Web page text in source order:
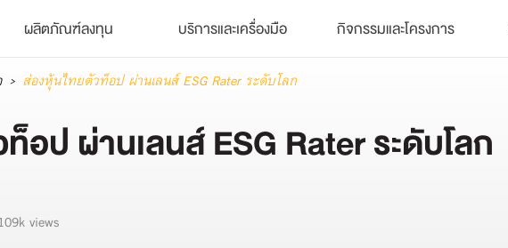
ผลิตภัณฑ์ลงทุน บริการและเครื่องมือ กิจกรรมและโครงการ
ส่องหุ้นไทยตัวท็อป ผ่านเลนส์ ESG Rater ระดับโลก
อป ผ่านเลนส์ ESG Rater ระดับโลก
views